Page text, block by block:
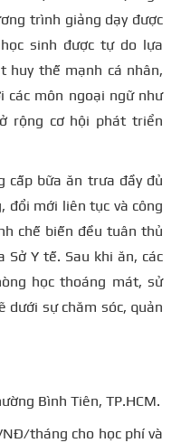
trình giảng dạy được
sinh được tự do lựa
huy thế mạnh cá nhân,
các môn ngoại ngữ như
rộng cơ hội phát triển
cấp bữa ăn trưa đầy đủ
đổi mới liên tục và công
chế biến đều tuân thủ
Sở Y tế. Sau khi ăn, các
học thoáng mát, sử
dưới sự chăm sóc, quản
Bình Tiên, TP.HCM.
tháng cho học phí và